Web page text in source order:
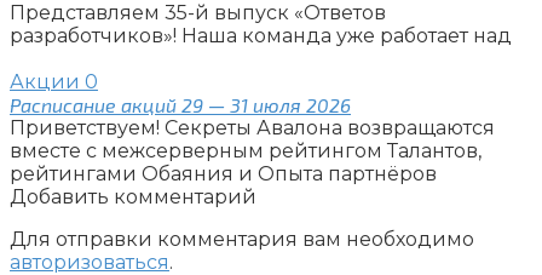
Представляем 35-й выпуск «Ответов
разработчиков»! Наша команда уже работает над
Акции 0
Расписание акций 29 — 31 июля 2026
Приветствуем! Секреты Авалона возвращаются
вместе с межсерверным рейтингом Талантов,
рейтингами Обаяния и Опыта партнёров
Добавить комментарий
Для отправки комментария вам необходимо
авторизоваться.